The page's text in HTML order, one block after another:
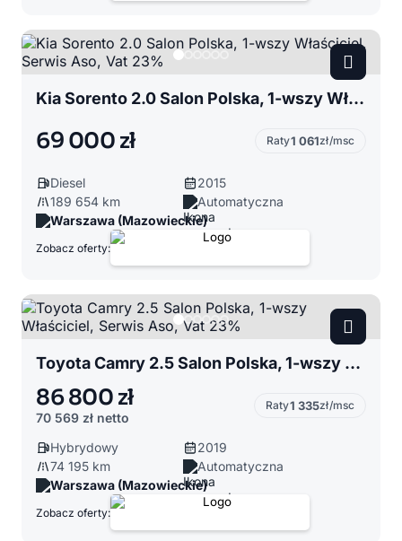
Kia Sorento 2.0 Salon Polska, 1-wszy Właściciel, Serwis Aso, Vat 23%
69 000 zł Raty1 061zł/msc
Diesel
2015
189 654 km
Automatyczna
Warszawa (Mazowieckie)
Zobacz oferty:
Toyota Camry 2.5 Salon Polska, 1-wszy Właściciel, Serwis Aso, Vat 23%
86 800 zł
70 569 zł netto
Raty1 335zł/msc
Hybrydowy
2019
74 195 km
Automatyczna
Warszawa (Mazowieckie)
Zobacz oferty: